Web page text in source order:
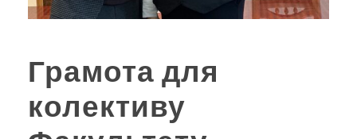
Грамота для
колективу